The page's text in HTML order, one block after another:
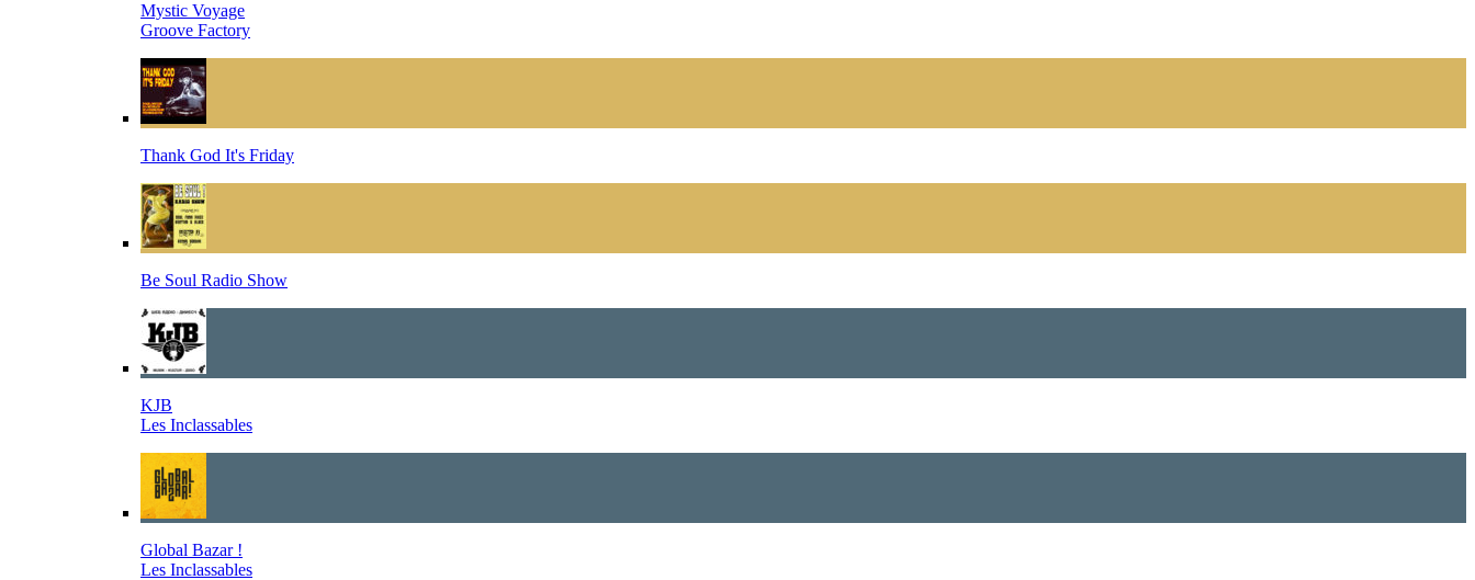
Mystic Voyage
Groove Factory
Thank God It's Friday
Be Soul Radio Show
KJB
Les Inclassables
Global Bazar !
Les Inclassables